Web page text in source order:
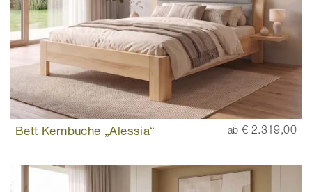
Bett Kernbuche „Alessia“ ab € 2.319,00